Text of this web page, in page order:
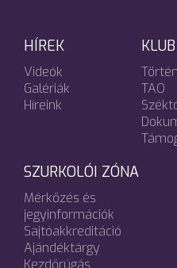
HÍREK
Videók
Galériák
Híreink
KLUB
TAO
SZURKOLÓI ZÓNA
Mérkőzés és
jegyinformációk
Sajtóakkreditáció
Ajándéktárgy
Kezdőrúgás